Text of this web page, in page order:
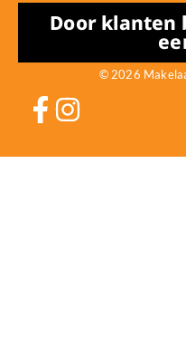
Door klanten
© 2026